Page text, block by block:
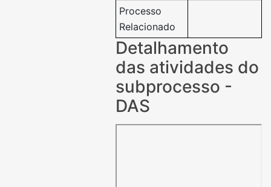
Processo
Relacionado
Detalhamento
das atividades do
subprocesso -
DAS